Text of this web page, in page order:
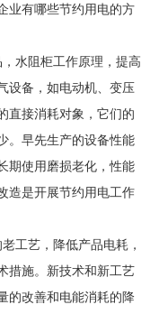
业有哪些节约用电的方
水阻柜工作原理，提高
设备，如电动机、变压
直接消耗对象，它们的
。早先生产的设备性能
期使用磨损老化，性能
造是开展节约用电工作
工艺，降低产品电耗，
措施。新技术和新工艺
的改善和电能消耗的降